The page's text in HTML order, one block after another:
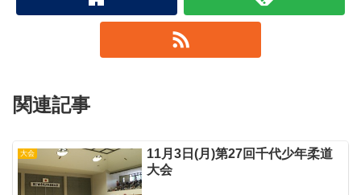
関連記事
大会
11月3日(月)第27回千代少年柔道
大会